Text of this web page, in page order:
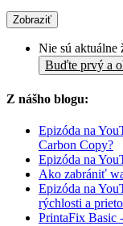
Zobraziť
Nie sú aktuálne
Buďte prvý a
Z nášho blogu:
Epizóda na
Carbon Copy?
Epizóda na
Ako zabrániť
Epizóda na
rýchlosti a
PrintaFix Basic